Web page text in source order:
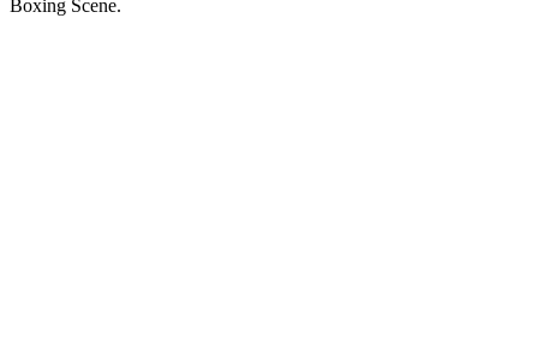
Boxing Scene.